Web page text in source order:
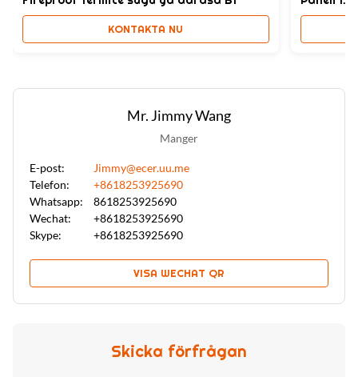
KONTAKTA NU
Mr. Jimmy Wang
Manger
E-post:
Jimmy@ecer.uu.me
Telefon:
+8618253925690
Whatsapp:
8618253925690
Wechat:
+8618253925690
Skype:
+8618253925690
VISA WECHAT QR
Skicka förfrågan